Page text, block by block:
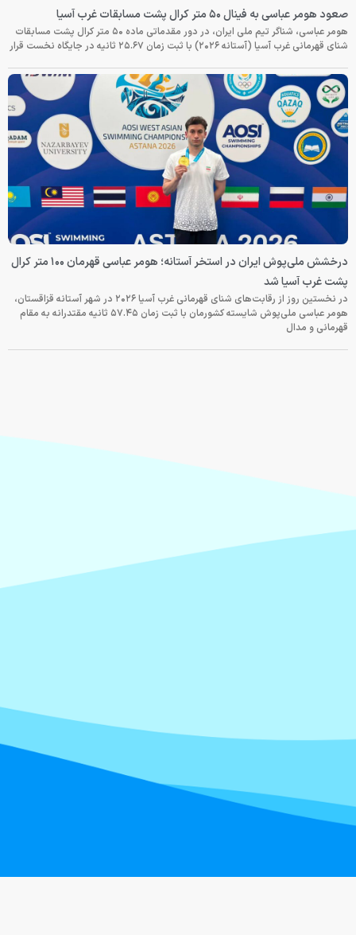
صعود هومر عباسی به فینال ۵۰ متر کرال پشت مسابقات غرب آسیا
هومر عباسی، شناگر تیم ملی ایران، در دور مقدماتی ماده ۵۰ متر کرال پشت مسابقات
شنای قهرمانی غرب آسیا (آستانه ۲۰۲۶) با ثبت زمان ۲۵.۶۷ ثانیه در جایگاه نخست قرار
درخشش ملی‌پوش ایران در استخر آستانه؛ هومر عباسی قهرمان ۱۰۰ متر کرال
پشت غرب آسیا شد
در نخستین روز از رقابت‌های شنای قهرمانی غرب آسیا ۲۰۲۶ در شهر آستانه قزاقستان،
هومر عباسی ملی‌پوش شایسته کشورمان با ثبت زمان ۵۷.۴۵ ثانیه مقتدرانه به مقام
قهرمانی و مدال